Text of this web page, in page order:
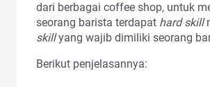
dari berbagai coffee shop, untuk
seorang barista terdapat hard skill
skillyang wajib dimiliki seorang
Berikut penjelasannya: